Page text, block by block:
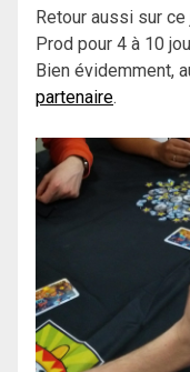
Retour aussi sur
Prod pour 4 à 10
Bien évidemment,
partenaire.